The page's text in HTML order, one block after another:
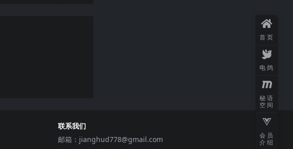
联系我们
邮箱： jianghud778@gmail.com
首页
电鸽
秘语
空间
会员
介绍